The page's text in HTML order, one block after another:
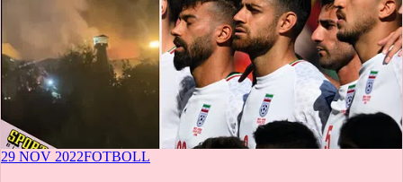
29 NOV 2022FOTBOLL